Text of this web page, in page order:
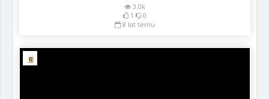
3.0k
1
0
8 lat temu